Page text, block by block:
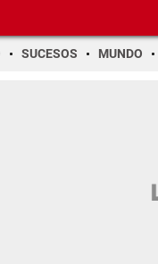
SUCESOS MUNDO